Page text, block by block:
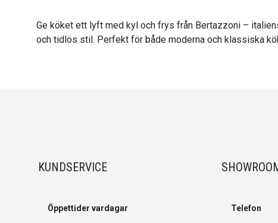
Ge köket ett lyft med kyl och frys från Bertazzoni –
och tidlös stil. Perfekt för både moderna och klassiska
KUNDSERVICE
Öppettider vardagar Telefon